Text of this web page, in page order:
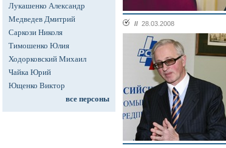
Лукашенко Александр
Медведев Дмитрий
Саркози Николя
Тимошенко Юлия
Ходорковский Михаил
Чайка Юрий
Ющенко Виктор
все персоны
// 28.03.2008